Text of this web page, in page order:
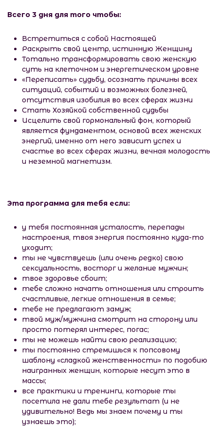
Всего 3 дня для того чтобы:
Встретиться с собой Настоящей
​Раскрыть свой центр, истинную Женщину
​Тотально трансформировать свою женскую
суть на клеточном и энергетическом уровне
​«Переписать» судьбу, осознать причины всех
ситуаций, событий и возможных болезней,
отсутствия изобилия во всех сферах жизни
Стать Хозяйкой собственной судьбы
Исцелить свой гормональный фон, который
является фундаментом, основой всех женских
энергий, именно от него зависит успех и
счастье во всех сферах жизни, вечная молодость
и неземной магнетизм.
Эта программа для тебя если:
у тебя постоянная усталость, перепады
настроения, твоя энергия постоянно куда-то
уходит;
ты не чувствуешь (или очень редко) свою
сексуальность, восторг и желание мужчин;
твое здоровье сбоит;
тебе сложно начать отношения или строить
счастливые, легкие отношения в семье;
тебе не предлагают замуж;
твой муж/мужчина смотрит на сторону или
просто потерял интерес, погас;
ты не можешь найти свою реализацию;
ты постоянно стремишься к попсовому
шаблону «сладкой женственности» по подобию
наигранных женщин, которые несут это в
массы;
все практики и тренинги, которые ты
посетила не дали тебе результат (и не
удивительно! Ведь мы знаем почему и ты
узнаешь это);